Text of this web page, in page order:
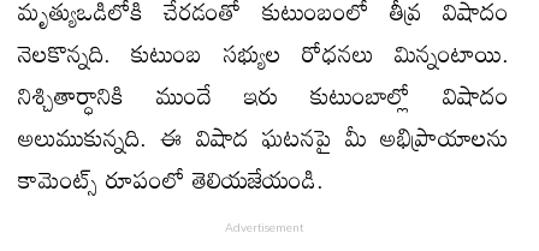
మృత్యుఒడిలోకి చేరడంతో కుటుంబంలో తీవ్ర విషాదం
నెలకొన్నది. కుటుంబ సభ్యుల రోధనలు మిన్నంటాయి.
నిశ్చితార్ధానికి ముందే ఇరు కుటుంబాల్లో విషాదం
అలుముకున్నది. ఈ విషాద ఘటనపై మీ అభిప్రాయాలను
కామెంట్స్ రూపంలో తెలియజేయండి.